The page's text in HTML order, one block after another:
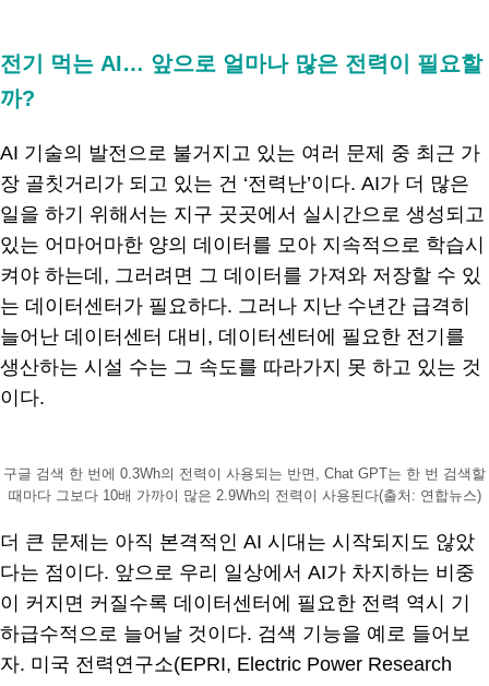
전기 먹는 AI… 앞으로 얼마나 많은 전력이 필요할
까?
AI 기술의 발전으로 불거지고 있는 여러 문제 중 최근 가
장 골칫거리가 되고 있는 건 ‘전력난’이다. AI가 더 많은
일을 하기 위해서는 지구 곳곳에서 실시간으로 생성되고
있는 어마어마한 양의 데이터를 모아 지속적으로 학습시
켜야 하는데, 그러려면 그 데이터를 가져와 저장할 수 있
는 데이터센터가 필요하다. 그러나 지난 수년간 급격히
늘어난 데이터센터 대비, 데이터센터에 필요한 전기를
생산하는 시설 수는 그 속도를 따라가지 못 하고 있는 것
이다.
구글 검색 한 번에 0.3Wh의 전력이 사용되는 반면, Chat GPT는 한 번 검색할
때마다 그보다 10배 가까이 많은 2.9Wh의 전력이 사용된다(출처: 연합뉴스)
더 큰 문제는 아직 본격적인 AI 시대는 시작되지도 않았
다는 점이다. 앞으로 우리 일상에서 AI가 차지하는 비중
이 커지면 커질수록 데이터센터에 필요한 전력 역시 기
하급수적으로 늘어날 것이다. 검색 기능을 예로 들어보
자. 미국 전력연구소(EPRI, Electric Power Research